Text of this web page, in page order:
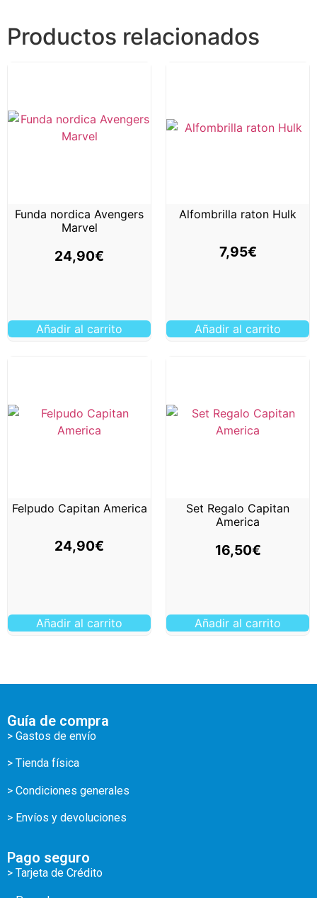
Productos relacionados
Funda nordica Avengers
Marvel
24,90€
Añadir al carrito
Alfombrilla raton Hulk
7,95€
Añadir al carrito
Felpudo Capitan America
24,90€
Añadir al carrito
Set Regalo Capitan
America
16,50€
Añadir al carrito
Guía de compra
> Gastos de envío
> Tienda física
> Condiciones generales
> Envíos y devoluciones
Pago seguro
> Tarjeta de Crédito